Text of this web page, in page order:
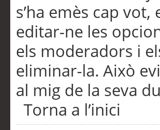
s’ha emès cap
editar-ne les
els moderadors i
eliminar-la. Això
al mig de la seva
Torna a l’inici